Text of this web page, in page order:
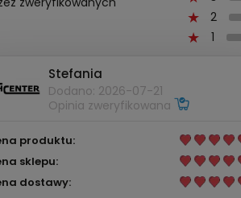
2
1
Stefania
Dodano: 2026-07-21
Opinia zweryfikowana
produktu:
sklepu:
dostawy: